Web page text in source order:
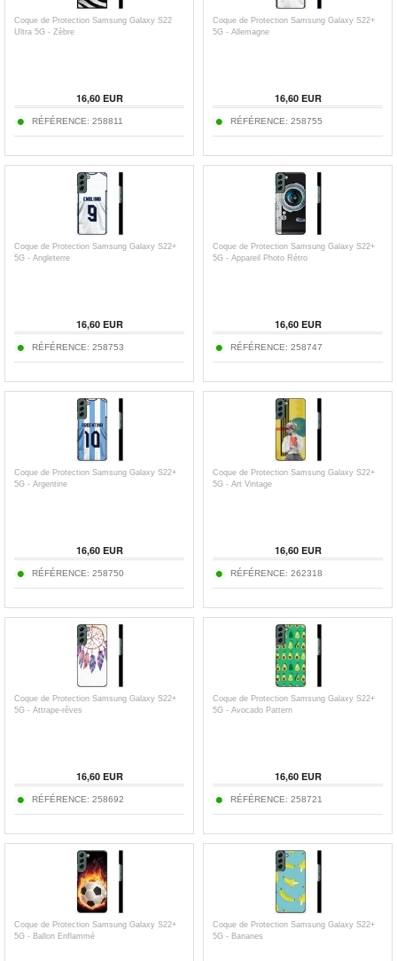
Coque de Protection Samsung Galaxy S22
Ultra 5G - Zèbre
16,60 EUR
RÉFÉRENCE: 258811
Coque de Protection Samsung Galaxy S22+
5G - Allemagne
16,60 EUR
RÉFÉRENCE: 258755
Coque de Protection Samsung Galaxy S22+
5G - Angleterre
16,60 EUR
RÉFÉRENCE: 258753
Coque de Protection Samsung Galaxy S22+
5G - Appareil Photo Rétro
16,60 EUR
RÉFÉRENCE: 258747
Coque de Protection Samsung Galaxy S22+
5G - Argentine
16,60 EUR
RÉFÉRENCE: 258750
Coque de Protection Samsung Galaxy S22+
5G - Art Vintage
16,60 EUR
RÉFÉRENCE: 262318
Coque de Protection Samsung Galaxy S22+
5G - Attrape-rêves
16,60 EUR
RÉFÉRENCE: 258692
Coque de Protection Samsung Galaxy S22+
5G - Avocado Pattern
16,60 EUR
RÉFÉRENCE: 258721
Coque de Protection Samsung Galaxy S22+
5G - Ballon Enflammé
Coque de Protection Samsung Galaxy S22+
5G - Bananes